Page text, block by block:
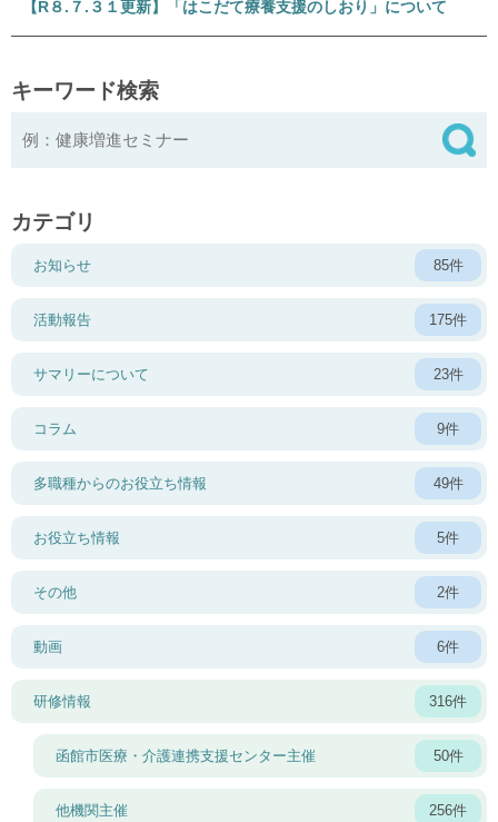
【R８.７.３１更新】「はこだて療養支援のしおり」について
キーワード検索
カテゴリ
お知らせ 85件
活動報告 175件
サマリーについて 23件
コラム 9件
多職種からのお役立ち情報 49件
お役立ち情報 5件
その他 2件
動画 6件
研修情報 316件
函館市医療・介護連携支援センター主催 50件
他機関主催 256件